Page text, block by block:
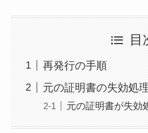
目
再発行の手順
元の証明書の失効処
元の証明書が失効